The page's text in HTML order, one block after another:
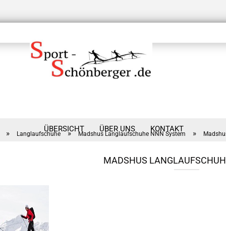
ÜBERSICHT ÜBER UNS KONTAKT
» Langlaufschuhe » Madshus Langlaufschuhe NNN System »
MADSHUS